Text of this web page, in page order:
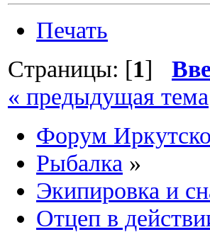
Печать
Страницы: [1]
« предыдущая тема
Форум
Рыбалка »
Экипировка и
Отцеп в